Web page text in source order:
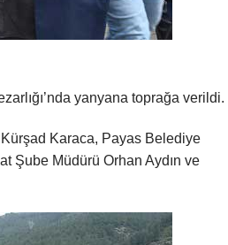
yanyana toprağa verildi.
Kürşad Karaca, Payas Belediye
Şube Müdürü Orhan Aydın ve